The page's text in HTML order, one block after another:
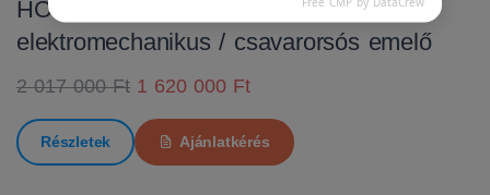
HOFMANN MTF 3000 C
elektromechanikus / csavarorsós emelő
2 017 000 Ft 1 620 000 Ft
Részletek Ajánlatkérés